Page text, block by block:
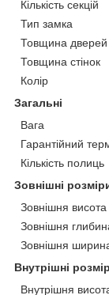
Кількість секцій
Тип замка
Товщина дверей
Товщина стінок
Колір
Загальні
Вага
Гарантійний
Кількість полиць
Зовнішні
Зовнішня висота
Зовнішня
Зовнішня
Внутрішні
Внутрішня